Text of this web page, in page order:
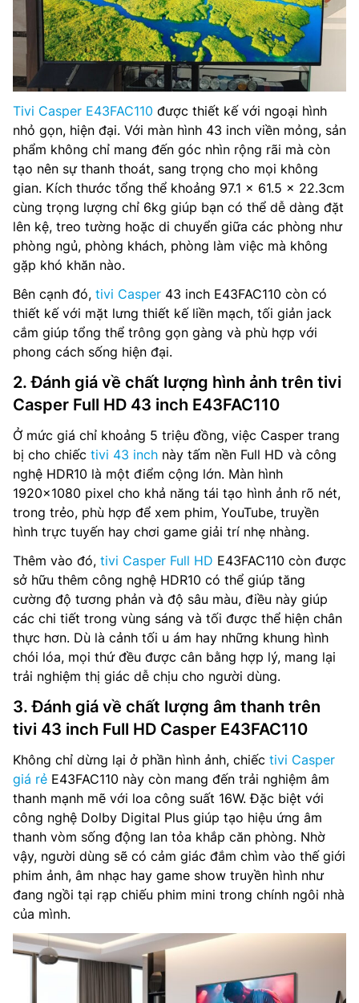
Tivi Casper E43FAC110 được thiết kế với ngoại hình
nhỏ gọn, hiện đại. Với màn hình 43 inch viền mỏng, sản
phẩm không chỉ mang đến góc nhìn rộng rãi mà còn
tạo nên sự thanh thoát, sang trọng cho mọi không
gian. Kích thước tổng thể khoảng 97.1 x 61.5 x 22.3cm
cùng trọng lượng chỉ 6kg giúp bạn có thể dễ dàng đặt
lên kệ, treo tường hoặc di chuyển giữa các phòng như
phòng ngủ, phòng khách, phòng làm việc mà không
gặp khó khăn nào.
Bên cạnh đó, tivi Casper 43 inch E43FAC110 còn có
thiết kế với mặt lưng thiết kế liền mạch, tối giản jack
cắm giúp tổng thể trông gọn gàng và phù hợp với
phong cách sống hiện đại.
2. Đánh giá về chất lượng hình ảnh trên tivi
Casper Full HD 43 inch E43FAC110
Ở mức giá chỉ khoảng 5 triệu đồng, việc Casper trang
bị cho chiếc tivi 43 inch này tấm nền Full HD và công
nghệ HDR10 là một điểm cộng lớn. Màn hình
1920×1080 pixel cho khả năng tái tạo hình ảnh rõ nét,
trong trẻo, phù hợp để xem phim, YouTube, truyền
hình trực tuyến hay chơi game giải trí nhẹ nhàng.
Thêm vào đó, tivi Casper Full HD E43FAC110 còn được
sở hữu thêm công nghệ HDR10 có thể giúp tăng
cường độ tương phản và độ sâu màu, điều này giúp
các chi tiết trong vùng sáng và tối được thể hiện chân
thực hơn. Dù là cảnh tối u ám hay những khung hình
chói lóa, mọi thứ đều được cân bằng hợp lý, mang lại
trải nghiệm thị giác dễ chịu cho người dùng.
3. Đánh giá về chất lượng âm thanh trên
tivi 43 inch Full HD Casper E43FAC110
Không chỉ dừng lại ở phần hình ảnh, chiếc tivi Casper
giá rẻ E43FAC110 này còn mang đến trải nghiệm âm
thanh mạnh mẽ với loa công suất 16W. Đặc biệt với
công nghệ Dolby Digital Plus giúp tạo hiệu ứng âm
thanh vòm sống động lan tỏa khắp căn phòng. Nhờ
vậy, người dùng sẽ có cảm giác đắm chìm vào thế giới
phim ảnh, âm nhạc hay game show truyền hình như
đang ngồi tại rạp chiếu phim mini trong chính ngôi nhà
của mình.